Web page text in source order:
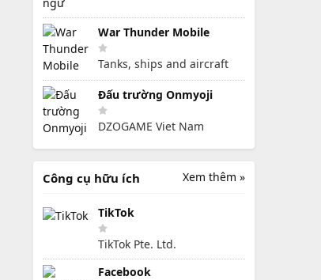
War Thunder Mobile
Tanks, ships and aircraft
Đấu trường Onmyoji
DZOGAME Viet Nam
Xem thêm »
Công cụ hữu ích
TikTok
TikTok Pte. Ltd.
Facebook